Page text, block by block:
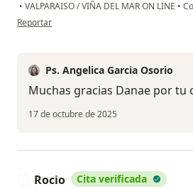
• VALPARAISO / VIÑA DEL MAR ON LINE •
en opinión del usuario Danae Rodriguez
Reportar
Ps. Angelica Garcia Osorio
Muchas gracias Danae por tu
17 de octubre de 2025
Rocio Cita verificada